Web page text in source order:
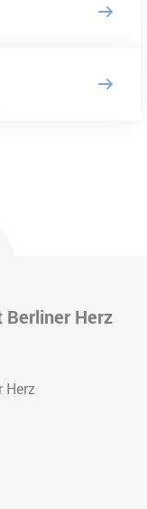
Herz
Herz